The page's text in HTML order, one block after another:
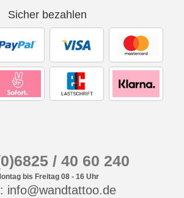
Sicher bezahlen
/ 40 60 240
bis Freitag 08 - 16 Uhr
info@wandtattoo.de